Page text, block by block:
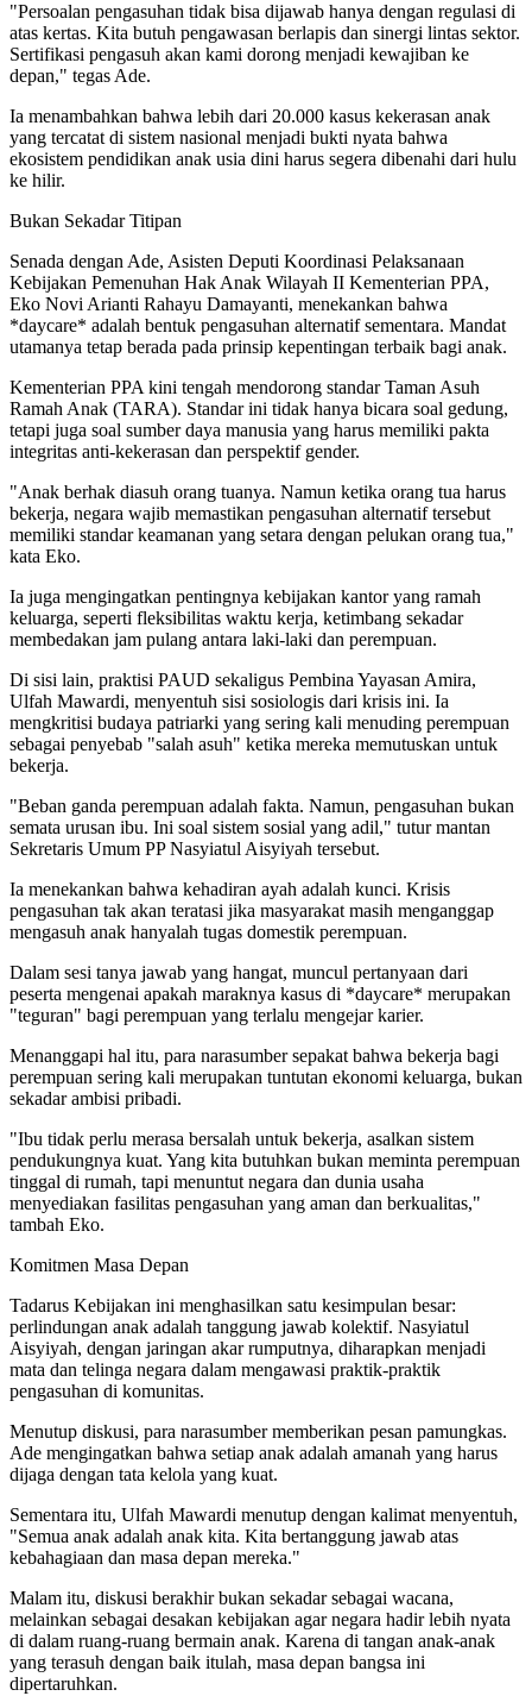
"Persoalan pengasuhan tidak bisa dijawab hanya dengan regulasi di
atas kertas. Kita butuh pengawasan berlapis dan sinergi lintas sektor.
Sertifikasi pengasuh akan kami dorong menjadi kewajiban ke
depan," tegas Ade.
Ia menambahkan bahwa lebih dari 20.000 kasus kekerasan anak
yang tercatat di sistem nasional menjadi bukti nyata bahwa
ekosistem pendidikan anak usia dini harus segera dibenahi dari hulu
ke hilir.
Bukan Sekadar Titipan
Senada dengan Ade, Asisten Deputi Koordinasi Pelaksanaan
Kebijakan Pemenuhan Hak Anak Wilayah II Kementerian PPA,
Eko Novi Arianti Rahayu Damayanti, menekankan bahwa
*daycare* adalah bentuk pengasuhan alternatif sementara. Mandat
utamanya tetap berada pada prinsip kepentingan terbaik bagi anak.
Kementerian PPA kini tengah mendorong standar Taman Asuh
Ramah Anak (TARA). Standar ini tidak hanya bicara soal gedung,
tetapi juga soal sumber daya manusia yang harus memiliki pakta
integritas anti-kekerasan dan perspektif gender.
"Anak berhak diasuh orang tuanya. Namun ketika orang tua harus
bekerja, negara wajib memastikan pengasuhan alternatif tersebut
memiliki standar keamanan yang setara dengan pelukan orang tua,"
kata Eko.
Ia juga mengingatkan pentingnya kebijakan kantor yang ramah
keluarga, seperti fleksibilitas waktu kerja, ketimbang sekadar
membedakan jam pulang antara laki-laki dan perempuan.
Di sisi lain, praktisi PAUD sekaligus Pembina Yayasan Amira,
Ulfah Mawardi, menyentuh sisi sosiologis dari krisis ini. Ia
mengkritisi budaya patriarki yang sering kali menuding perempuan
sebagai penyebab "salah asuh" ketika mereka memutuskan untuk
bekerja.
"Beban ganda perempuan adalah fakta. Namun, pengasuhan bukan
semata urusan ibu. Ini soal sistem sosial yang adil," tutur mantan
Sekretaris Umum PP Nasyiatul Aisyiyah tersebut.
Ia menekankan bahwa kehadiran ayah adalah kunci. Krisis
pengasuhan tak akan teratasi jika masyarakat masih menganggap
mengasuh anak hanyalah tugas domestik perempuan.
Dalam sesi tanya jawab yang hangat, muncul pertanyaan dari
peserta mengenai apakah maraknya kasus di *daycare* merupakan
"teguran" bagi perempuan yang terlalu mengejar karier.
Menanggapi hal itu, para narasumber sepakat bahwa bekerja bagi
perempuan sering kali merupakan tuntutan ekonomi keluarga, bukan
sekadar ambisi pribadi.
"Ibu tidak perlu merasa bersalah untuk bekerja, asalkan sistem
pendukungnya kuat. Yang kita butuhkan bukan meminta perempuan
tinggal di rumah, tapi menuntut negara dan dunia usaha
menyediakan fasilitas pengasuhan yang aman dan berkualitas,"
tambah Eko.
Komitmen Masa Depan
Tadarus Kebijakan ini menghasilkan satu kesimpulan besar:
perlindungan anak adalah tanggung jawab kolektif. Nasyiatul
Aisyiyah, dengan jaringan akar rumputnya, diharapkan menjadi
mata dan telinga negara dalam mengawasi praktik-praktik
pengasuhan di komunitas.
Menutup diskusi, para narasumber memberikan pesan pamungkas.
Ade mengingatkan bahwa setiap anak adalah amanah yang harus
dijaga dengan tata kelola yang kuat.
Sementara itu, Ulfah Mawardi menutup dengan kalimat menyentuh,
"Semua anak adalah anak kita. Kita bertanggung jawab atas
kebahagiaan dan masa depan mereka."
Malam itu, diskusi berakhir bukan sekadar sebagai wacana,
melainkan sebagai desakan kebijakan agar negara hadir lebih nyata
di dalam ruang-ruang bermain anak. Karena di tangan anak-anak
yang terasuh dengan baik itulah, masa depan bangsa ini
dipertaruhkan.